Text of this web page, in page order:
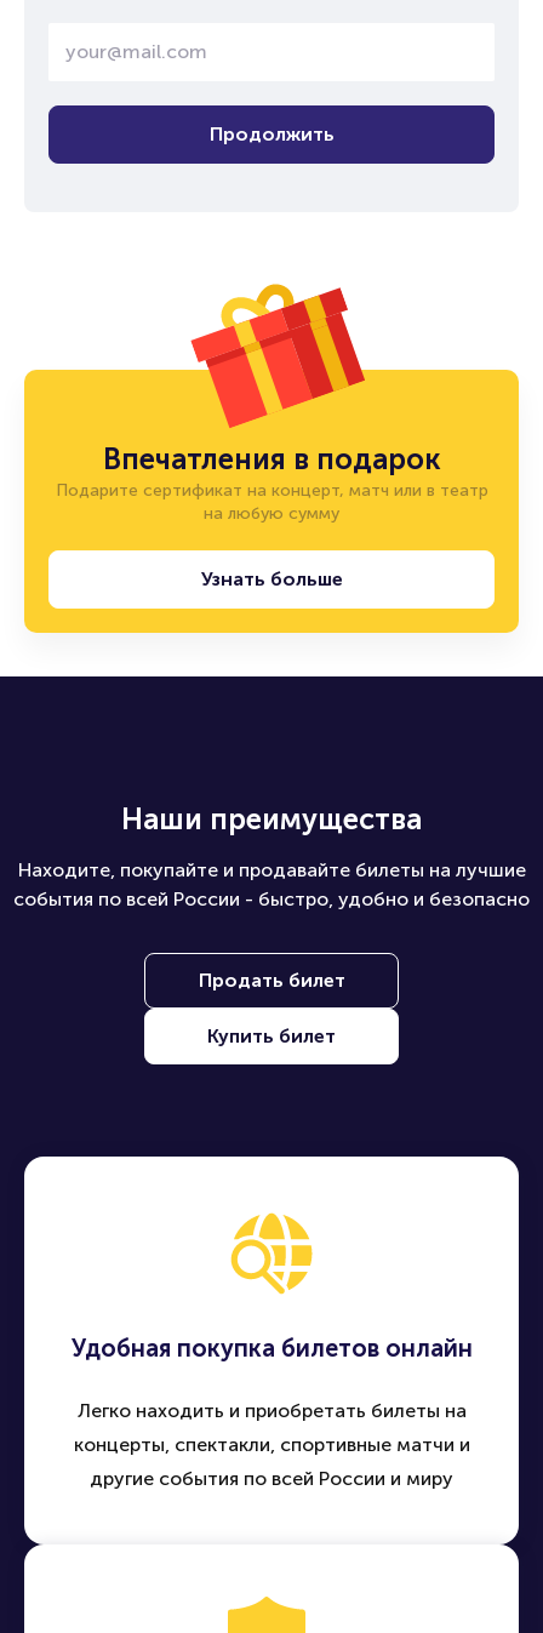
Продолжить
Впечатления в подарок
Подарите сертификат на концерт, матч или в театр
на любую сумму
Узнать больше
Наши преимущества
Находите, покупайте и продавайте билеты на лучшие
события по всей России - быстро, удобно и безопасно
Продать билет
Купить билет
Удобная покупка билетов онлайн
Легко находить и приобретать билеты на
концерты, спектакли, спортивные матчи и
другие события по всей России и миру